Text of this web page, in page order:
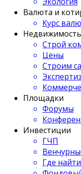
Валюта и
Курс
Недвижимость
Строй
Цены
Строим
Площадки
Форумы
Инвестиции
ГЧП
Где